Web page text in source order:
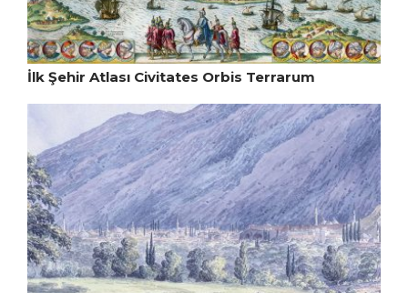
İlk Şehir Atlası Civitates Orbis Terrarum